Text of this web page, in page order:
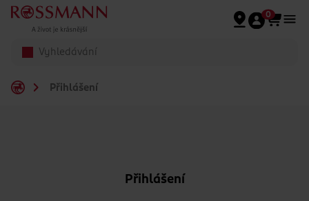
Přeskočit na hlavmní obsah
0
Přihlášení
Přihlášení